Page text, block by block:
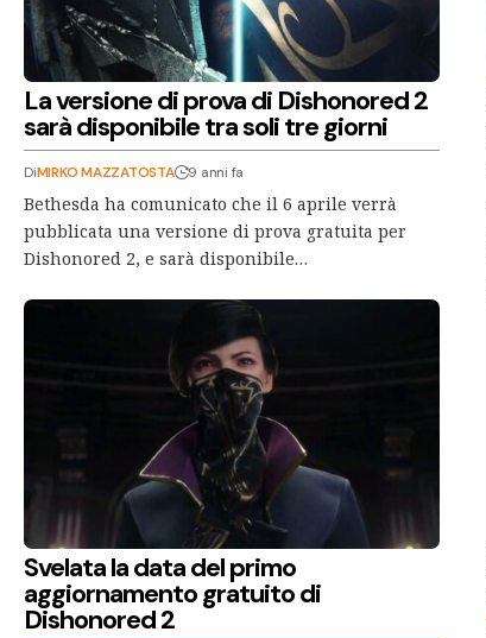
La versione di prova di Dishonored 2
sarà disponibile tra soli tre giorni
DiMIRKO MAZZATOSTA 9 anni fa
Bethesda ha comunicato che il 6 aprile verrà
pubblicata una versione di prova gratuita per
Dishonored 2, e sarà disponibile…
Svelata la data del primo
aggiornamento gratuito di
Dishonored 2